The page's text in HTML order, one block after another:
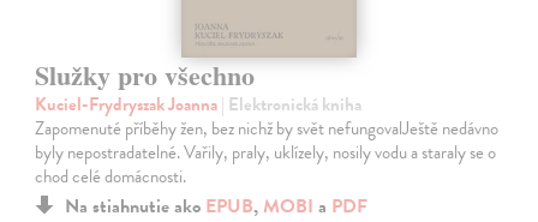
Služky pro všechno
Kuciel-Frydryszak Joanna| Elektronická kniha
Zapomenuté příběhy žen, bez nichž by svět nefungovalJeště nedávno
byly nepostradatelné. Vařily, praly, uklízely, nosily vodu a staraly se o
chod celé domácnosti.
Na stiahnutie ako EPUB, MOBI a PDF